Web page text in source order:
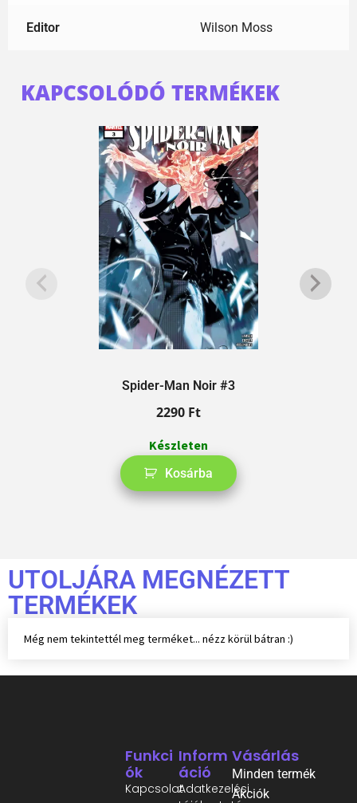
Editor Wilson Moss
KAPCSOLÓDÓ TERMÉKEK
Spider-Man Noir #3
2290 Ft
Készleten
Kosárba
UTOLJÁRA MEGNÉZETT
TERMÉKEK
Még nem tekintettél meg terméket... nézz körül bátran :)
Inform
Áció
Adatkezelési
Funkci
Ók
Kapcsolat
Vásárlás
Minden termék
Akciók